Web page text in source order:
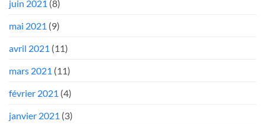
juin 2021 (8)
mai 2021 (9)
avril 2021 (11)
mars 2021 (11)
février 2021 (4)
janvier 2021 (3)